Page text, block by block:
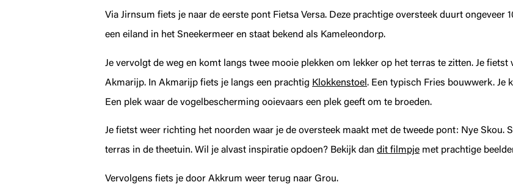
Via Jirnsum fiets je naar de eerste pont Fietsa Versa. Deze prachtige oversteek duurt ongeveer
een eiland in het Sneekermeer en staat bekend als Kameleondorp.
Je vervolgt de weg en komt langs twee mooie plekken om lekker op het terras te zitten. Je
Akmarijp. In Akmarijp fiets je langs een prachtig Klokkenstoel . Een typisch Fries bouwwerk. Je
Een plek waar de vogelbescherming ooievaars een plek geeft om te broeden.
Je fietst weer richting het noorden waar je de oversteek maakt met de tweede pont: Nye Skou.
terras in de theetuin. Wil je alvast inspiratie opdoen? Bekijk dan dit filmpje met prachtige
Vervolgens fiets je door Akkrum weer terug naar Grou.